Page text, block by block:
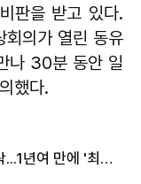
판을 받고 있다.
회의가 열린 동유
나 30분 동안 일
했다.
尹 지지율, 日 오염수 여파로 6%p 하락...1년여 만에 '최대 낙폭'